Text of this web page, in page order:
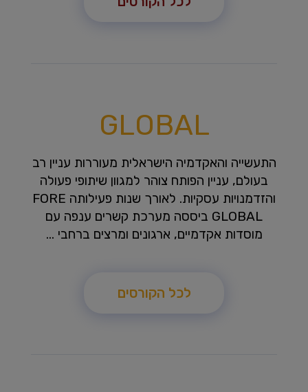
GLOBAL
התעשייה והאקדמיה הישראלית מעוררות עניין רב
בעולם, עניין הפותח צוהר למגוון שיתופי פעולה
והזדמנויות עסקיות. לאורך שנות פעילותה FORE
GLOBAL ביססה מערכת קשרים ענפה עם
מוסדות אקדמיים, ארגונים ומרצים ברחבי ...
לכל הקורסים